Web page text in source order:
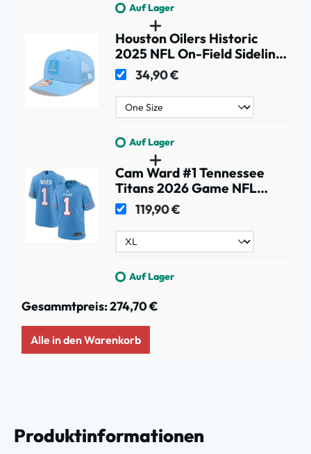
Auf Lager
Houston Oilers Historic
2025 NFL On-Field Sideline
9SEVENTY Trucker
Snapback Cap
34,90 €
Auf Lager
Cam Ward #1 Tennessee
Titans 2026 Game NFL
Trikot Blau
119,90 €
Auf Lager
Gesammtpreis:274,70 €
Alle in den Warenkorb
Produktinformationen